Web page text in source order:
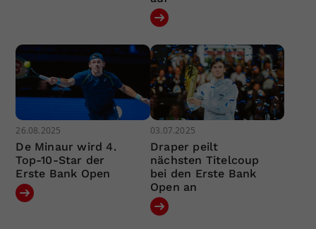
26.08.2025
De Minaur wird 4.
Top-10-Star der
Erste Bank Open
03.07.2025
Draper peilt
nächsten Titelcoup
bei den Erste Bank
Open an